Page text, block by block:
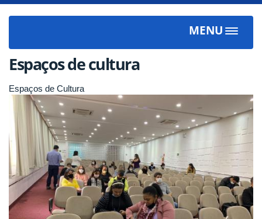
MENU
Toggle
Espaços de cultura
Espaços de Cultura